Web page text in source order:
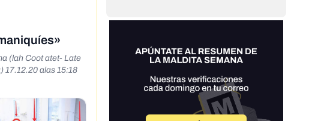
(lah Coot atet- Late
17.12.20 alas 15:18